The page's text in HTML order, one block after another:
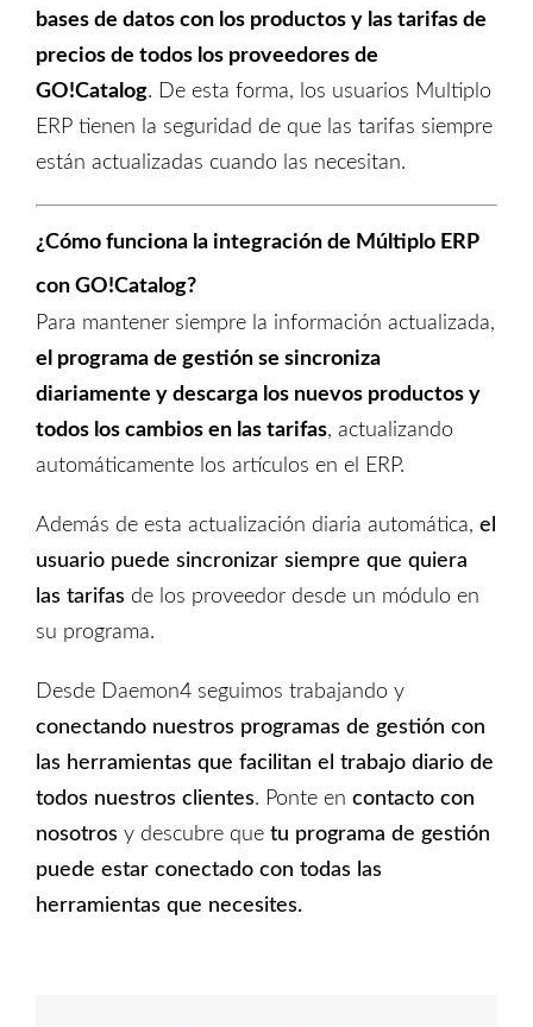
bases de datos con los productos y las tarifas de
precios de todos los proveedores de
GO!Catalog. De esta forma, los usuarios Multiplo
ERP tienen la seguridad de que las tarifas siempre
están actualizadas cuando las necesitan.
¿Cómo funciona la integración de Múltiplo ERP
con GO!Catalog?
Para mantener siempre la información actualizada,
el programa de gestión se sincroniza
diariamente y descarga los nuevos productos y
todos los cambios en las tarifas, actualizando
automáticamente los artículos en el ERP.
Además de esta actualización diaria automática, el
usuario puede sincronizar siempre que quiera
las tarifas de los proveedor desde un módulo en
su programa.
Desde Daemon4 seguimos trabajando y
conectando nuestros programas de gestión con
las herramientas que facilitan el trabajo diario de
todos nuestros clientes. Ponte en contacto con
nosotros y descubre que tu programa de gestión
puede estar conectado con todas las
herramientas que necesites.